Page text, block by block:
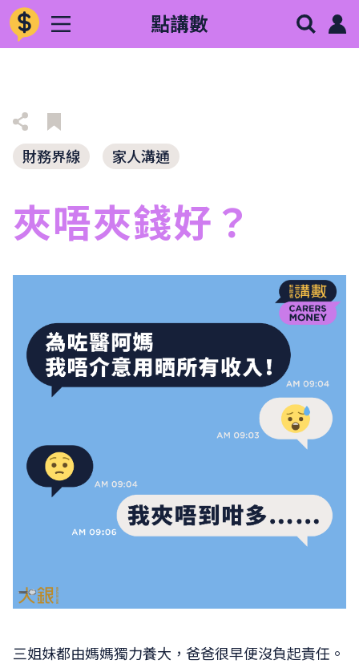
點講數
財務界線 家人溝通
夾唔夾錢好？
三姐妹都由媽媽獨力養大，爸爸很早便沒負起責任。